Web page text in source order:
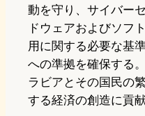
動を守り、サイバー
ドウェアおよびソフ
用に関する必要な基
への準拠を確保する
ラビアとその国民の
する経済の創造に貢献